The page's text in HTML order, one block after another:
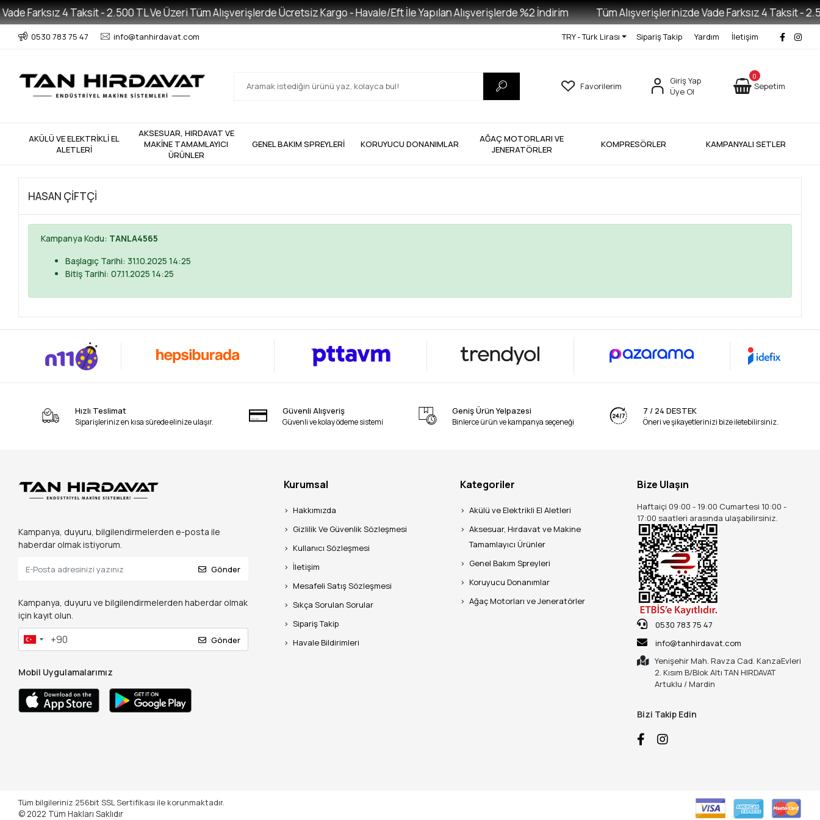
Farksız 4 Taksit - 2.500 TL Ve Üzeri Tüm Alışverişlerde Ücretsiz Kargo - Havale/Eft İle Yapılan Alışverişlerde %2 İndirim Tüm Alışverişlerinizde Vade Farksız 4 Taksit -
0530 783 75 47 info@tanhirdavat.com TRY - Türk Lirası Sipariş Takip Yardım İletişim
Favorilerim
Giriş Yap
Üye Ol
0
Sepetim
AKÜLÜ VE ELEKTRİKLİ EL
ALETLERİ
AKSESUAR, HIRDAVAT VE
MAKİNE TAMAMLAYICI
ÜRÜNLER
GENEL BAKIM SPREYLERİ KORUYUCU DONANIMLAR
AĞAÇ MOTORLARI VE
JENERATÖRLER
KOMPRESÖRLER KAMPANYALI SETLER
HASAN ÇİFTÇİ
Kampanya Kodu: TANLA4565
Başlagıç Tarihi: 31.10.2025 14:25
Bitiş Tarihi: 07.11.2025 14:25
Hızlı Teslimat
Siparişleriniz en kısa sürede elinize ulaşır.
Güvenli Alışveriş
Güvenli ve kolay ödeme sistemi
Geniş Ürün Yelpazesi
Binlerce ürün ve kampanya seçeneği
7 / 24 DESTEK
Öneri ve şikayetlerinizi bize iletebilirsiniz.
Kampanya, duyuru, bilgilendirmelerden e-posta ile
haberdar olmak istiyorum.
Gönder
Kampanya, duyuru ve bilgilendirmelerden haberdar olmak
için kayıt olun.
Gönder
Mobil Uygulamalarımız
Kurumsal
Hakkımızda
Gizlilik Ve Güvenlik Sözleşmesi
Kullanıcı Sözleşmesi
İletişim
Mesafeli Satış Sözleşmesi
Sıkça Sorulan Sorular
Sipariş Takip
Havale Bildirimleri
Kategoriler
Akülü ve Elektrikli El Aletleri
Aksesuar, Hırdavat ve Makine
Tamamlayıcı Ürünler
Genel Bakım Spreyleri
Koruyucu Donanımlar
Ağaç Motorları ve Jeneratörler
Bize Ulaşın
Haftaiçi 09:00 - 19:00 Cumartesi 10:00 -
17:00 saatleri arasında ulaşabilirsiniz.
0530 783 75 47
info@tanhirdavat.com
Yenişehir Mah. Ravza Cad. KanzaEvleri
2. Kısım B/Blok Altı TAN HIRDAVAT
Artuklu / Mardin
Bizi Takip Edin
Tüm bilgileriniz 256bit SSL Sertifikası ile korunmaktadır.
© 2022 Tüm Hakları Saklıdır